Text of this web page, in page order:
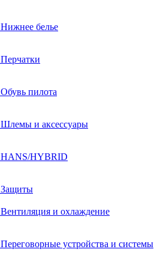
Нижнее белье
Перчатки
Обувь пилота
Шлемы и аксессуары
HANS/HYBRID
Защиты
Вентиляция и охлаждение
Переговорные устройства и системы